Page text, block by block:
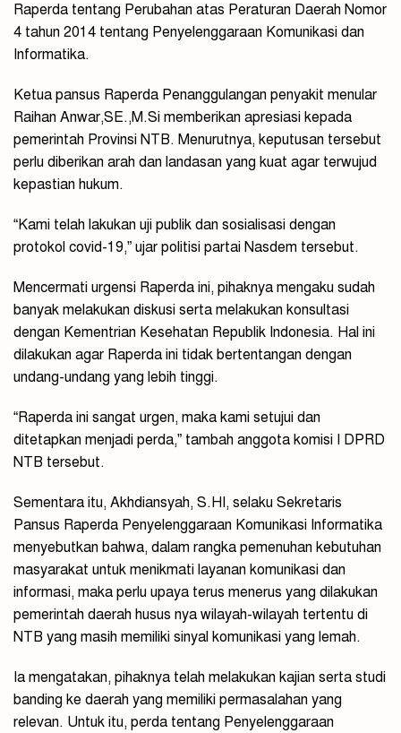
Raperda tentang Perubahan atas Peraturan Daerah Nomor
4 tahun 2014 tentang Penyelenggaraan Komunikasi dan
Informatika.
Ketua pansus Raperda Penanggulangan penyakit menular
Raihan Anwar,SE.,M.Si memberikan apresiasi kepada
pemerintah Provinsi NTB. Menurutnya, keputusan tersebut
perlu diberikan arah dan landasan yang kuat agar terwujud
kepastian hukum.
“Kami telah lakukan uji publik dan sosialisasi dengan
protokol covid-19,” ujar politisi partai Nasdem tersebut.
Mencermati urgensi Raperda ini, pihaknya mengaku sudah
banyak melakukan diskusi serta melakukan konsultasi
dengan Kementrian Kesehatan Republik Indonesia. Hal ini
dilakukan agar Raperda ini tidak bertentangan dengan
undang-undang yang lebih tinggi.
“Raperda ini sangat urgen, maka kami setujui dan
ditetapkan menjadi perda,” tambah anggota komisi I DPRD
NTB tersebut.
Sementara itu, Akhdiansyah, S.HI, selaku Sekretaris
Pansus Raperda Penyelenggaraan Komunikasi Informatika
menyebutkan bahwa, dalam rangka pemenuhan kebutuhan
masyarakat untuk menikmati layanan komunikasi dan
informasi, maka perlu upaya terus menerus yang dilakukan
pemerintah daerah husus nya wilayah-wilayah tertentu di
NTB yang masih memiliki sinyal komunikasi yang lemah.
Ia mengatakan, pihaknya telah melakukan kajian serta studi
banding ke daerah yang memiliki permasalahan yang
relevan. Untuk itu, perda tentang Penyelenggaraan